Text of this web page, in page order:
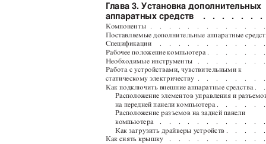
Глава 3. Установка дополнительных
аппаратных средств . . . . . . .
Компоненты . . . . . . . . . . . .
.
Поставляемые дополнительные аппаратные
Спецификации
Рабочее положение компьютера .
Необходимые инструменты
.
. . . . . .
.
.
.
.
.
.
.
.
.
.
.
.
.
.
.
.
.
.
.
Работа с устройствами, чувствительными к
статическому электричеству .
Как подключить внешние аппаратные средства .
. . . . . .
.
.
Расположение элементов управления и
на передней панели компьютера .
. . . .
.
Расположение разъемов на задней панели
компьютера
Как загрузить драйверы устройств .
Как снять крышку
. . . . . . . .
.
.
.
.
.
.
.
.
.
.
.
.
. . . . . . .